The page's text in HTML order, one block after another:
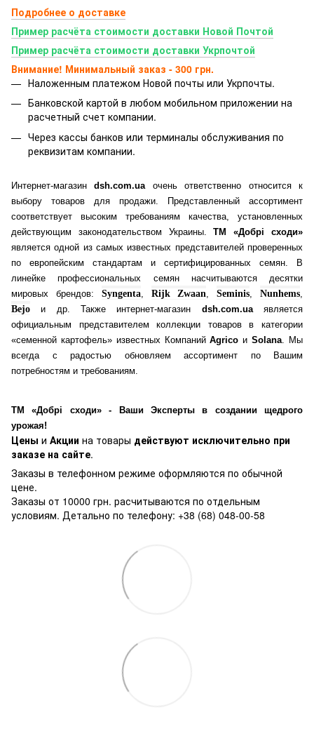
Подробнее о доставке
Пример расчёта стоимости доставки Новой Почтой
Пример расчёта стоимости доставки Укрпочтой
Внимание! Минимальный заказ - 300 грн.
Наложенным платежом Новой почты или Укрпочты.
Банковской картой в любом мобильном приложении на
расчетный счет компании.
Через кассы банков или терминалы обслуживания по
реквизитам компании.
Интернет-магазинdsh.com.ua очень ответственно относится к
выбору товаров для продажи. Представленный ассортимент
соответствует высоким требованиям качества, установленных
действующим законодательством Украины.ТМ «Добрі сходи»
является одной из самых известных представителей проверенных
по европейским стандартам и сертифицированных семян. В
линейке профессиональных семян насчитываются десятки
мировых брендов: Syngenta, Rijk Zwaan ,Seminis ,Nunhems
Bejo и др. Также интернет-магазин dsh.com.uaявляется
официальным представителем коллекции товаров в категории
«семенной картофель» известных КомпанийAgrico иSolana . Мы
всегда с радостью обновляем ассортимент по Вашим
потребностям и требованиям.
ТМ «Добрі сходи» - Ваши Эксперты в создании щедрого
урожая!
Цены и Акции на товары действуют исключительно при
заказе на сайте.
Заказы в телефонном режиме оформляются по обычной
цене.
Заказы от 10000 грн. расчитываются по отдельным
условиям. Детально по телефону: +38 (68) 048-00-58